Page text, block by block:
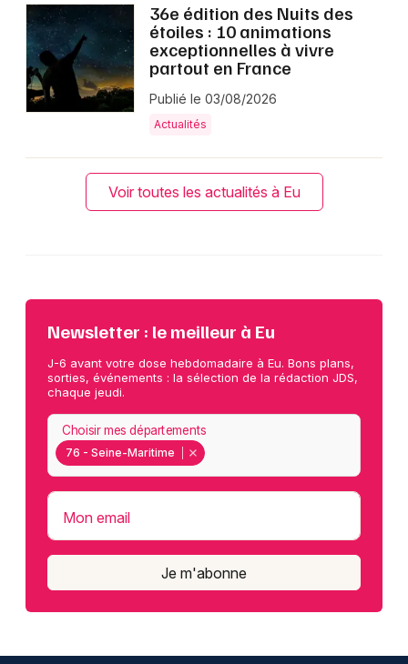
36e édition des Nuits des
étoiles : 10 animations
exceptionnelles à vivre
partout en France
Publié le 03/08/2026
Actualités
Voir toutes les actualités à Eu
Newsletter : le meilleur à Eu
J-6 avant votre dose hebdomadaire à Eu. Bons plans,
sorties, événements : la sélection de la rédaction JDS,
chaque jeudi.
76 - Seine-Maritime
Choisir mes départements
Mon email
Je m'abonne